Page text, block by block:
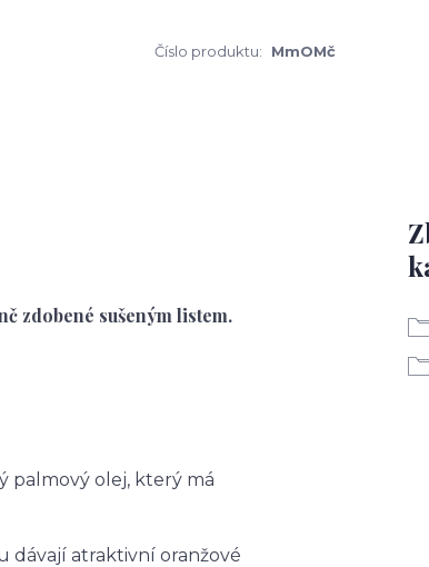
Číslo produktu: MmOMč
zdobené sušeným listem.
palmový olej, který má
dávají atraktivní oranžové